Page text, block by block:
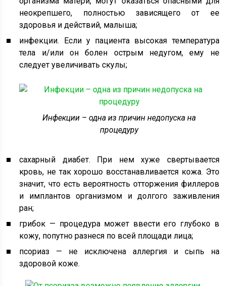
неокрепшего, полностью зависящего от ее
здоровья и действий, малыша;
инфекции. Если у пациента высокая температура
тела и/или он болен острым недугом, ему не
следует увеличивать скулы;
Инфекции – одна из причин недопуска на
процедуру
сахарный диабет. При нем хуже свертывается
кровь, не так хорошо восстанавливается кожа. Это
значит, что есть вероятность отторжения филлеров
и имплантов организмом и долгого заживления
ран;
грибок — процедура может ввести его глубоко в
кожу, попутно разнеся по всей площади лица;
псориаз — не исключена аллергия и сыпь на
здоровой коже.